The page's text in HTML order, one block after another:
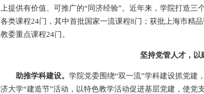
上提供有价值、可推广的“同济经验”。近年来，学院打造
各类课程24门，其中首批国家一流课程8门；获批上海市精
教委重点课程24门。
坚持党管人才，以
助推学科建设。 学院党委围绕“双一流”学科建设抓党建
济大学“建造节”活动，以特色教学活动促进基层党建，使